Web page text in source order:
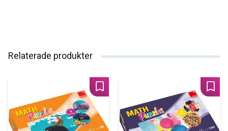
Relaterade produkter
Lägg till i favoriter